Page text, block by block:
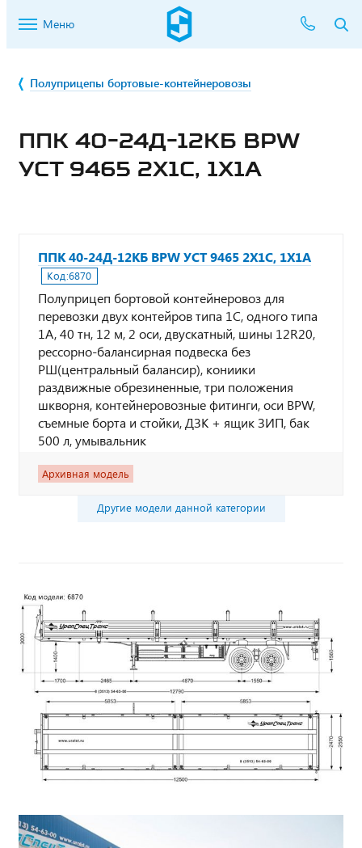
Меню
Полуприцепы бортовые-контейнеровозы
ППК 40-24Д-12КБ BPW
УСТ 9465 2Х1С, 1Х1А
ППК 40-24Д-12КБ BPW УСТ 9465 2Х1С, 1Х1А
Код:6870
Полуприцеп бортовой контейнеровоз для
перевозки двух контейров типа 1С, одного типа
1А, 40 тн, 12 м, 2 оси, двускатный, шины 12R20,
рессорно-балансирная подвеска без
РШ(центральный балансир), кониики
раздвижные обрезиненные, три положения
шкворня, контейнеровозные фитинги, оси BPW,
съемные борта и стойки, ДЗК + ящик ЗИП, бак
500 л, умывальник
Архивная модель
Другие модели данной категории